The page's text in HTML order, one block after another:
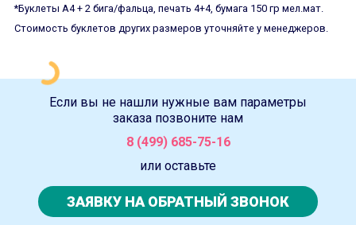
*Буклеты А4 + 2 бига/фальца, печать 4+4, бумага 150 гр мел.мат.
Стоимость буклетов других размеров уточняйте у менеджеров.
Если вы не нашли нужные вам параметры
заказа позвоните нам
8 (499) 685-75-16
или оставьте
ЗАЯВКУ НА ОБРАТНЫЙ ЗВОНОК